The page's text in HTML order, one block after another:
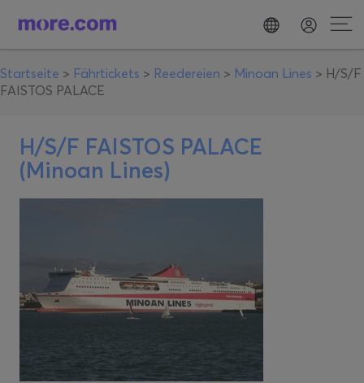
Startseite > Fährtickets > Reedereien > Minoan Lines > H/S/F
FAISTOS PALACE
H/S/F FAISTOS PALACE
(Minoan Lines)